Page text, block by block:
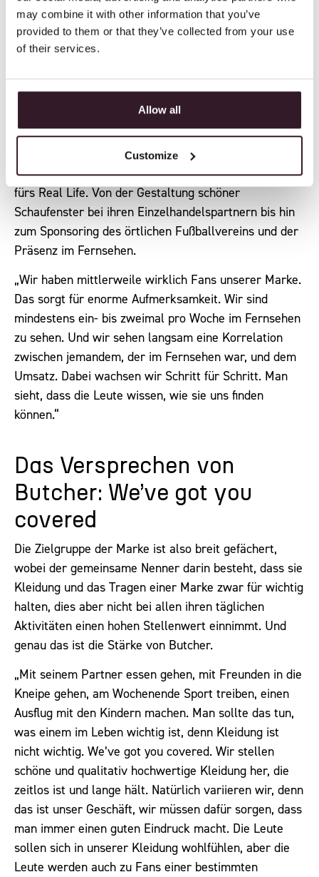
may combine it with other information that you’ve
provided to them or that they’ve collected from your use
of their services.
Allow all
Customize
las Dunas kreiert, eine niederländische Variante des
spanischen Kräuterlikörs, den wir so lieben. Mit
Weltevree haben wir moderne Clogs maßgeschneidert
Kooperationen feiern wir ihre Expertise und kreieren
gemeinsam unsere eigene Variation ihres Produkts.“
Als Marketingkanäle wählen sie vor allem soziale
Medien. Sie haben aber auch ein Marketingkonzept
fürs Real Life. Von der Gestaltung schöner
Schaufenster bei ihren Einzelhandelspartnern bis hin
zum Sponsoring des örtlichen Fußballvereins und der
Präsenz im Fernsehen.
„Wir haben mittlerweile wirklich Fans unserer Marke.
Das sorgt für enorme Aufmerksamkeit. Wir sind
mindestens ein- bis zweimal pro Woche im Fernsehen
zu sehen. Und wir sehen langsam eine Korrelation
zwischen jemandem, der im Fernsehen war, und dem
Umsatz. Dabei wachsen wir Schritt für Schritt. Man
sieht, dass die Leute wissen, wie sie uns finden
können.“
Das Versprechen von
Butcher: We’ve got you
covered
Die Zielgruppe der Marke ist also breit gefächert,
wobei der gemeinsame Nenner darin besteht, dass sie
Kleidung und das Tragen einer Marke zwar für wichtig
halten, dies aber nicht bei allen ihren täglichen
Aktivitäten einen hohen Stellenwert einnimmt. Und
genau das ist die Stärke von Butcher.
„Mit seinem Partner essen gehen, mit Freunden in die
Kneipe gehen, am Wochenende Sport treiben, einen
Ausflug mit den Kindern machen. Man sollte das tun,
was einem im Leben wichtig ist, denn Kleidung ist
nicht wichtig. We’ve got you covered. Wir stellen
schöne und qualitativ hochwertige Kleidung her, die
zeitlos ist und lange hält. Natürlich variieren wir, denn
das ist unser Geschäft, wir müssen dafür sorgen, dass
man immer einen guten Eindruck macht. Die Leute
sollen sich in unserer Kleidung wohlfühlen, aber die
Leute werden auch zu Fans einer bestimmten